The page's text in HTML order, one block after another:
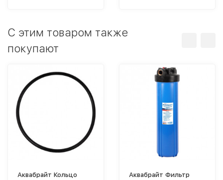
C этим товаром также
покупают
Аквабрайт Кольцо
Аквабрайт Фильтр